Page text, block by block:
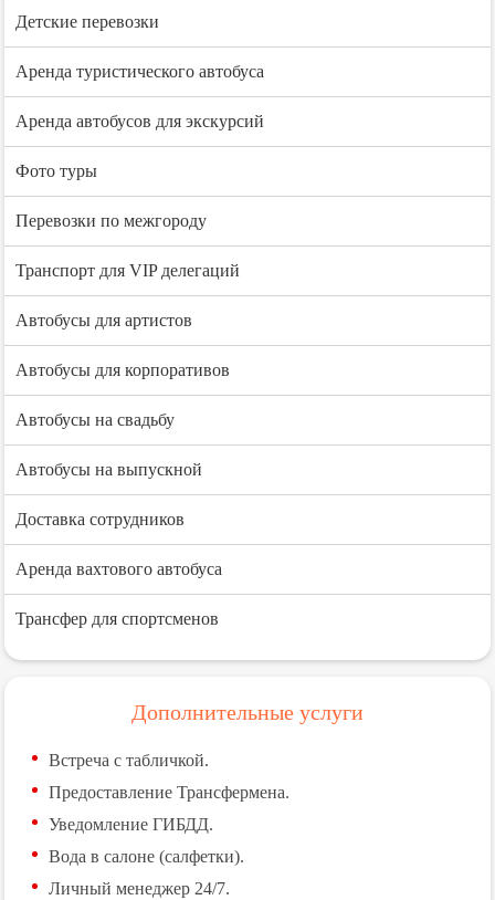
Детские перевозки
Аренда туристического автобуса
Аренда автобусов для экскурсий
Фото туры
Перевозки по межгороду
Транспорт для VIP делегаций
Автобусы для артистов
Автобусы для корпоративов
Автобусы на свадьбу
Автобусы на выпускной
Доставка сотрудников
Аренда вахтового автобуса
Трансфер для спортсменов
Дополнительные услуги
Встреча с табличкой.
Предоставление Трансфермена.
Уведомление ГИБДД.
Вода в салоне (салфетки).
Личный менеджер 24/7.